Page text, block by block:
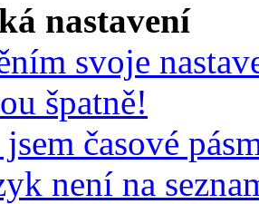
nastavení
svoje
špatně!
časové
není na